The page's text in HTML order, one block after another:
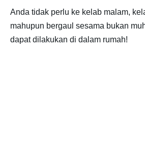
Anda tidak perlu ke kelab malam,
mahupun bergaul sesama bukan
dapat dilakukan di dalam rumah!